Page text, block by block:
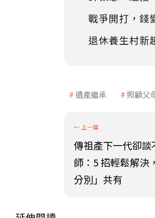
戰爭開打，錢
退休養生村新
遺產繼承 照顧父
傳祖產下一代卻
師：5 招輕鬆解決
分別」共有